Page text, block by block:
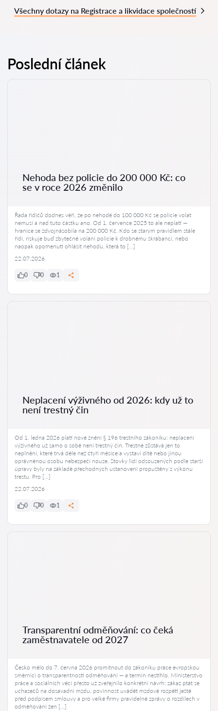
Všechny dotazy na Registrace a likvidace společností
Poslední článek
Nehoda bez policie do 200 000 Kč: co
se v roce 2026 změnilo
Řada řidičů dodnes věří, že po nehodě do 100 000 Kč se policie volat
nemusí a nad tuto částku ano. Od 1. července 2025 to ale neplatí —
hranice se zdvojnásobila na 200 000 Kč. Kdo se starým pravidlem stále
řídí, riskuje buď zbytečné volání policie k drobnému škrábanci, nebo
naopak opomenutí ohlásit nehodu, která to […]
22.07.2026
0 0 1
Neplacení výživného od 2026: kdy už to
není trestný čin
Od 1. ledna 2026 platí nové znění § 196 trestního zákoníku: neplacení
výživného už samo o sobě není trestný čin. Trestné zůstává jen to
neplnění, které trvá déle než čtyři měsíce a vystaví dítě nebo jinou
oprávněnou osobu nebezpečí nouze. Stovky lidí odsouzených podle starší
úpravy byly na základě přechodných ustanovení propuštěny z výkonu
trestu. Pro […]
22.07.2026
0 0 1
Transparentní odměňování: co čeká
zaměstnavatele od 2027
Česko mělo do 7. června 2026 promítnout do zákoníku práce evropskou
směrnici o transparentnosti odměňování — a termín nestihlo. Ministerstvo
práce a sociálních věcí přesto už zveřejnilo konkrétní návrh: zákaz ptát se
uchazečů na dosavadní mzdu, povinnost uvádět mzdové rozpětí ještě
před podpisem smlouvy a pro velké firmy pravidelné zprávy o rozdílech v
odměňování žen […]